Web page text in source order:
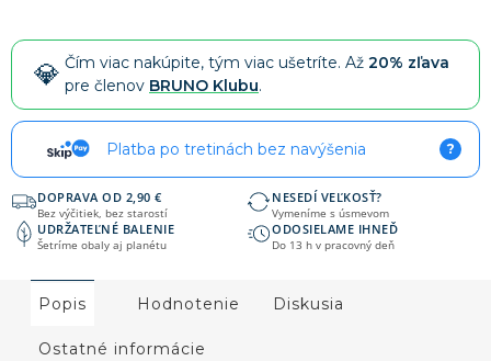
Čím viac nakúpite, tým viac ušetríte. Až 20% zľava
pre členov BRUNO Klubu.
Platba po tretinách bez navýšenia ?
DOPRAVA OD 2,90 €
Bez výčitiek, bez starostí
NESEDÍ VEĽKOSŤ?
Vymeníme s úsmevom
UDRŽATEĽNÉ BALENIE
Šetríme obaly aj planétu
ODOSIELAME IHNEĎ
Do 13 h v pracovný deň
Popis Hodnotenie Diskusia
Ostatné informácie